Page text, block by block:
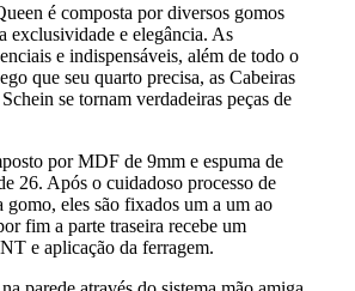
é composta por diversos gomos
exclusividade e elegância. As
e indispensáveis, além de todo o
que seu quarto precisa, as Cabeiras
se tornam verdadeiras peças de
por MDF de 9mm e espuma de
26. Após o cuidadoso processo de
gomo, eles são fixados um a um ao
fim a parte traseira recebe um
e aplicação da ferragem.